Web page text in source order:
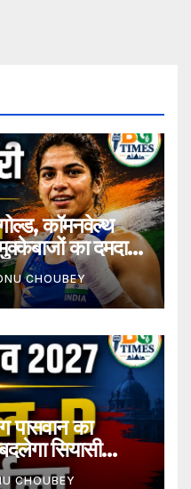
कॉमनवेल्थ
का दमदार
CHOUBEY
पासवान का
सियासी
CHOUBEY